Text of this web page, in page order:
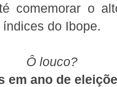
comemorar o
do Ibope.
Ô louco?
em ano de